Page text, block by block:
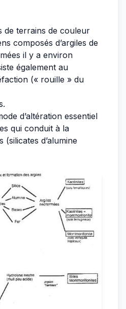
de terrains de couleur
composés d’argiles de
il y a environ
également au
(« rouille » du
d’altération essentiel
qui conduit à la
d’alumine